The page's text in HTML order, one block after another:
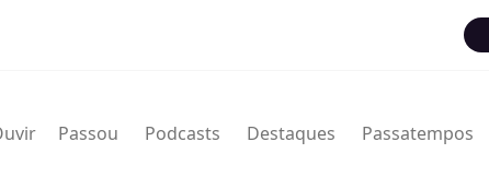
Passou Podcasts Destaques Passatempos